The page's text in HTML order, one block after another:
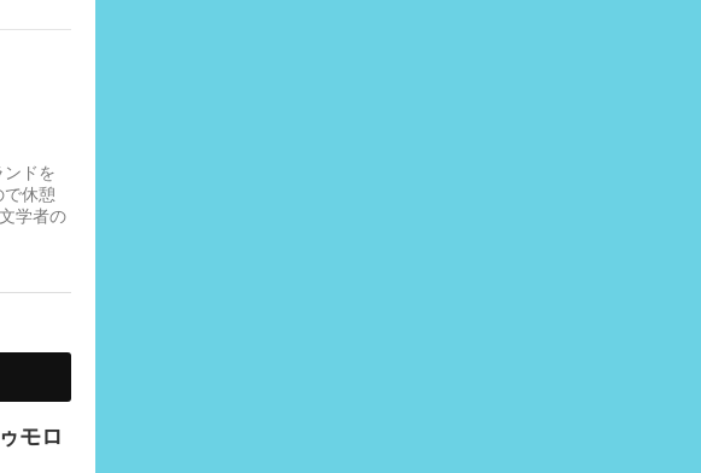
ドを
休憩
学者の
モロ